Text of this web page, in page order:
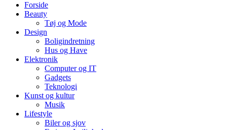
Forside
Beauty
Tøj og Mode
Design
Boligindretning
Hus og Have
Elektronik
Computer og IT
Gadgets
Teknologi
Kunst og kultur
Musik
Lifestyle
Biler og sjov